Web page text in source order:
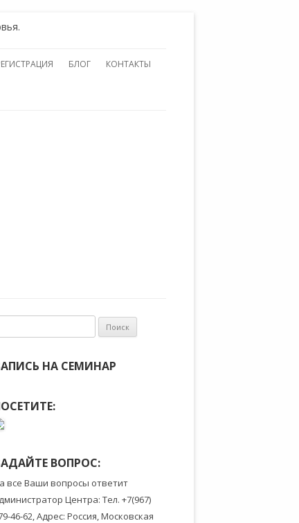
БЛОГ КОНТАКТЫ
НА СЕМИНАР
ВОПРОС:
все Ваши вопросы ответит
Центра: Тел. +7(967)
46-62, Адрес: Россия, Московская